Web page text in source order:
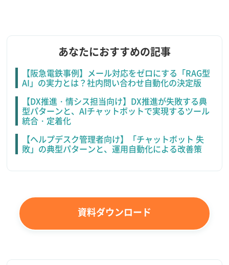
あなたにおすすめの記事
【阪急電鉄事例】メール対応をゼロにする「RAG型
AI」の実力とは？社内問い合わせ自動化の決定版
【DX推進・情シス担当向け】DX推進が失敗する典
型パターンと、AIチャットボットで実現するツール
統合・定着化
【ヘルプデスク管理者向け】「チャットボット 失
敗」の典型パターンと、運用自動化による改善策
資料ダウンロード